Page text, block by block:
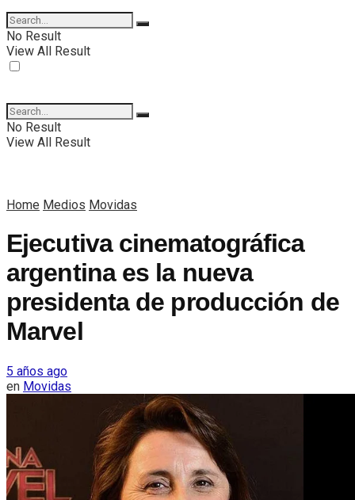
No Result
View All Result
No Result
View All Result
Home Medios Movidas
Ejecutiva cinematográfica
argentina es la nueva
presidenta de producción de
Marvel
5 años ago
en Movidas